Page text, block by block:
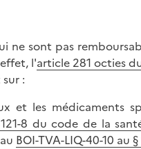
ne sont pas
l'article 281 octies
:
et les médicaments
8 du code de la
BOI-TVA-LIQ-40-10 au §